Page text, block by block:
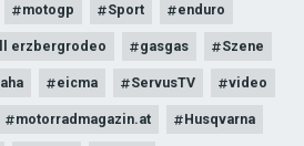
motogp Sport enduro
erzbergrodeo gasgas Szene
eicma ServusTV video
motorradmagazin.at Husqvarna